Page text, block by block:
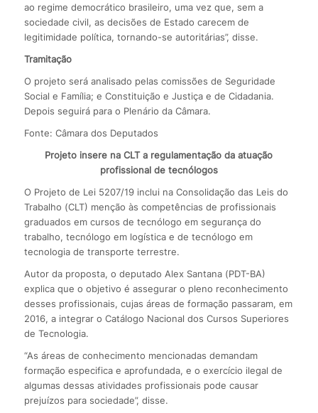
ao regime democrático brasileiro, uma vez que, sem a
sociedade civil, as decisões de Estado carecem de
legitimidade política, tornando-se autoritárias”, disse.
Tramitação
O projeto será analisado pelas comissões de Seguridade
Social e Família; e Constituição e Justiça e de Cidadania.
Depois seguirá para o Plenário da Câmara.
Fonte: Câmara dos Deputados
Projeto insere na CLT a regulamentação da atuação
profissional de tecnólogos
O Projeto de Lei 5207/19 inclui na Consolidação das Leis do
Trabalho (CLT) menção às competências de profissionais
graduados em cursos de tecnólogo em segurança do
trabalho, tecnólogo em logística e de tecnólogo em
tecnologia de transporte terrestre.
Autor da proposta, o deputado Alex Santana (PDT-BA)
explica que o objetivo é assegurar o pleno reconhecimento
desses profissionais, cujas áreas de formação passaram, em
2016, a integrar o Catálogo Nacional dos Cursos Superiores
de Tecnologia.
“As áreas de conhecimento mencionadas demandam
formação especifica e aprofundada, e o exercício ilegal de
algumas dessas atividades profissionais pode causar
prejuízos para sociedade”, disse.